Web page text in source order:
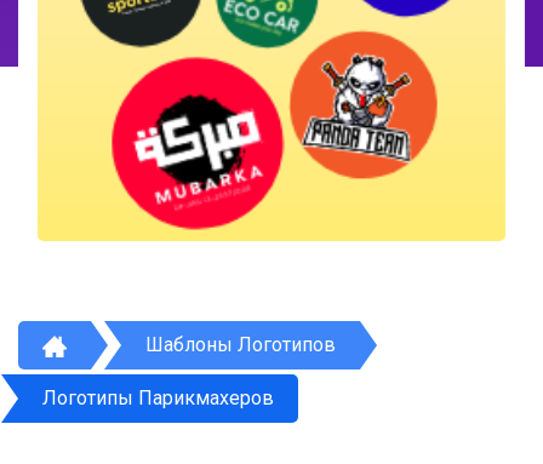
Шаблоны Логотипов
Логотипы Парикмахеров